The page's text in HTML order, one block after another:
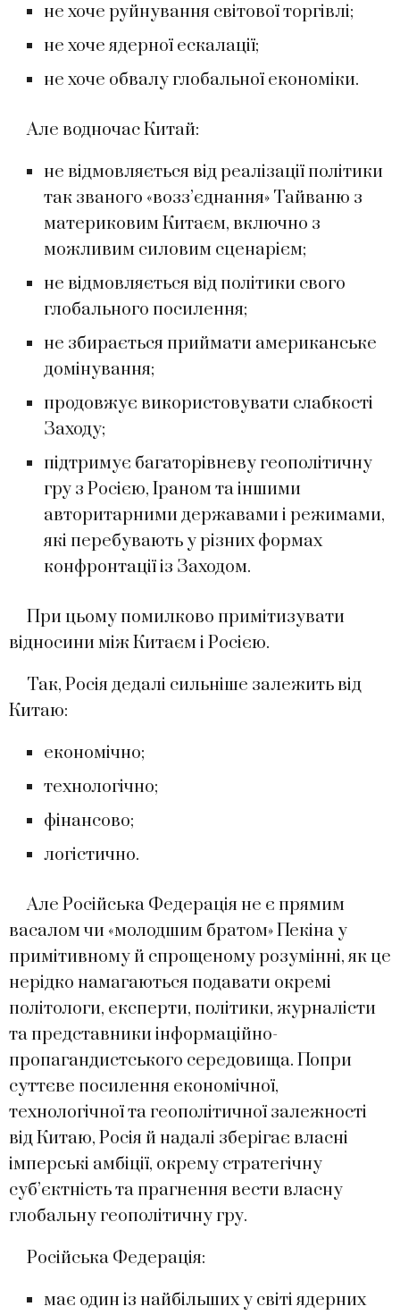
не хоче руйнування світової торгівлі;
не хоче ядерної ескалації;
не хоче обвалу глобальної економіки.
Але водночас Китай:
не відмовляється від реалізації політики
так званого «возз’єднання» Тайваню з
материковим Китаєм, включно з
можливим силовим сценарієм;
не відмовляється від політики свого
глобального посилення;
не збирається приймати американське
домінування;
продовжує використовувати слабкості
Заходу;
підтримує багаторівневу геополітичну
гру з Росією, Іраном та іншими
авторитарними державами і режимами,
які перебувають у різних формах
конфронтації із Заходом.
При цьому помилково примітизувати
відносини між Китаєм і Росією.
Так, Росія дедалі сильніше залежить від
Китаю:
економічно;
технологічно;
фінансово;
логістично.
Але Російська Федерація не є прямим
васалом чи «молодшим братом» Пекіна у
примітивному й спрощеному розумінні, як це
нерідко намагаються подавати окремі
політологи, експерти, політики, журналісти
та представники інформаційно-
пропагандистського середовища. Попри
суттєве посилення економічної,
технологічної та геополітичної залежності
від Китаю, Росія й надалі зберігає власні
імперські амбіції, окрему стратегічну
суб’єктність та прагнення вести власну
глобальну геополітичну гру.
Російська Федерація:
має один із найбільших у світі ядерних